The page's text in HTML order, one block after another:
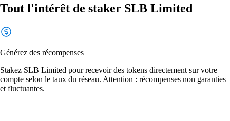
Tout l'intérêt de staker SLB Limited
Générez des récompenses
Stakez SLB Limited pour recevoir des tokens directement sur votre
compte selon le taux du réseau. Attention : récompenses non garanties
et fluctuantes.